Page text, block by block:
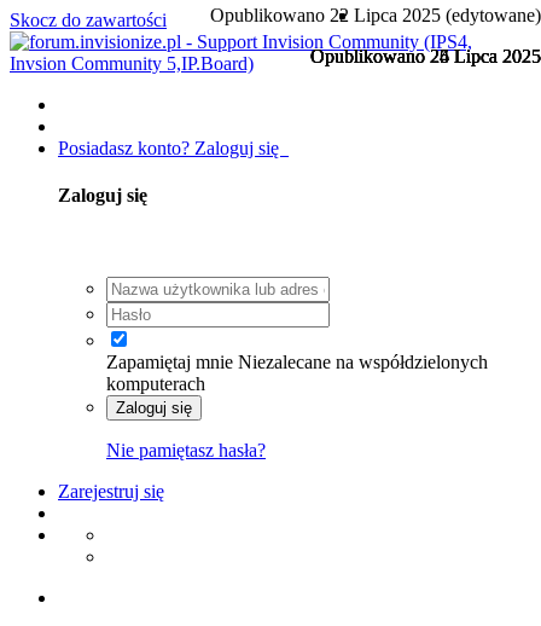
Skocz do zawartości
Posiadasz konto? Zaloguj się
Zaloguj się
Zapamiętaj mnie Niezalecane na współdzielonych
komputerach
Zaloguj się
Nie pamiętasz hasła?
Zarejestruj się
Opublikowano 22 Lipca 2025 (edytowane)
Opublikowano24 Lipca 2025
Opublikowano24 Lipca 2025
Opublikowano25 Lipca 2025
Opublikowano25 Lipca 2025
Opublikowano26 Lipca 2025